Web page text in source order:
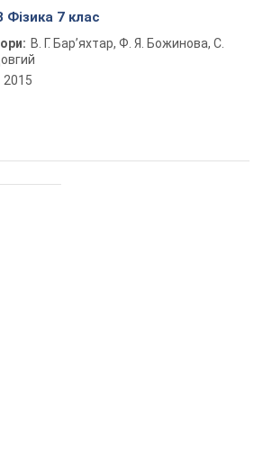
Фізика 7 клас
В. Г. Бар’яхтар, Ф. Я. Божинова, С.
2015